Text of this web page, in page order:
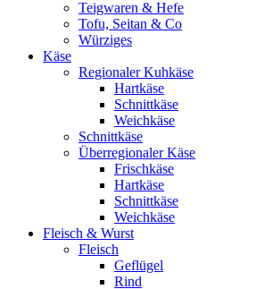
Teigwaren & Hefe
Tofu, Seitan & Co
Würziges
Käse
Regionaler Kuhkäse
Hartkäse
Schnittkäse
Weichkäse
Schnittkäse
Überregionaler Käse
Frischkäse
Hartkäse
Schnittkäse
Weichkäse
Fleisch & Wurst
Fleisch
Geflügel
Rind